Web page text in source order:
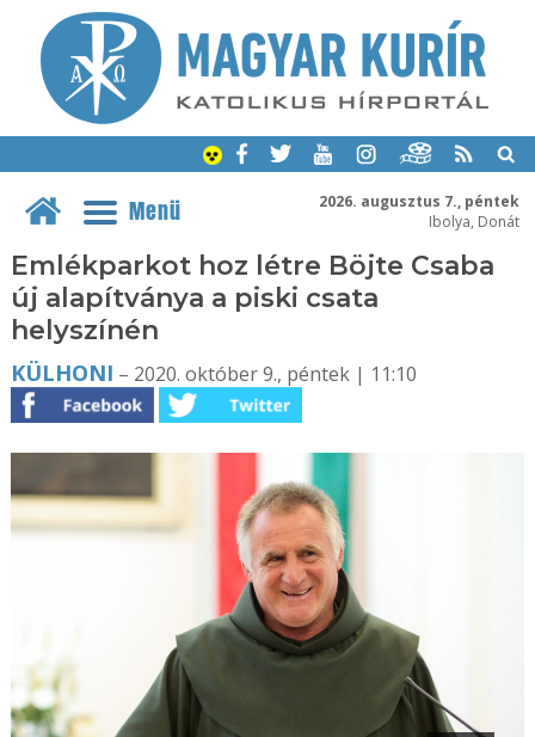
2026. augusztus 7., péntek
Ibolya, Donát
Menü
Emlékparkot hoz létre Böjte Csaba
új alapítványa a piski csata
helyszínén
KÜLHONI – 2020. október 9., péntek | 11:10